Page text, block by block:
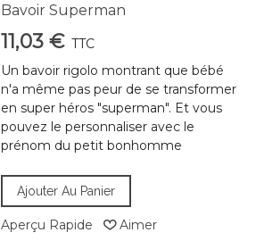
Bavoir Superman
11,03 € TTC
Un bavoir rigolo montrant que bébé
n'a même pas peur de se transformer
en super héros "superman". Et vous
pouvez le personnaliser avec le
prénom du petit bonhomme
Ajouter Au Panier
Aperçu Rapide Aimer